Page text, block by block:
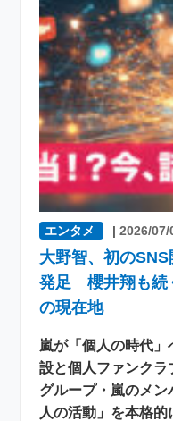
エンタメ |2026/07/
大野智、初の
発足 櫻井翔も続
の現在地
嵐が「個人の時代
設と個人ファンク
グループ・嵐のメン
人の活動」を本格